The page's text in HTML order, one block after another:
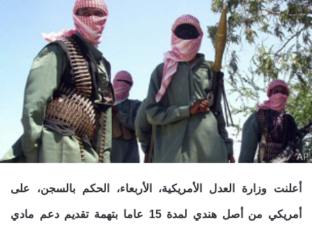
أعلنت وزارة العدل الأمريكية، الأربعاء، الحكم بالسجن، على
أمريكي من أصل هندي لمدة 15 عاما بتهمة تقديم دعم مادي